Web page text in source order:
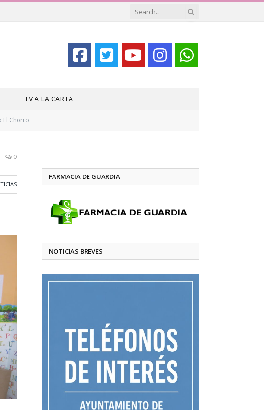
TV A LA CARTA
El Chorro
0
FARMACIA DE GUARDIA
NOTICIAS BREVES